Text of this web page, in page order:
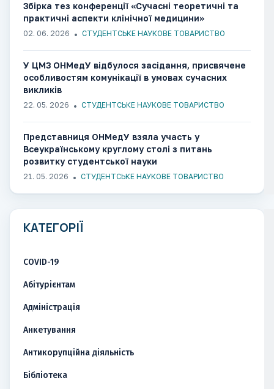
Збірка тез конференції «Сучасні теоретичні та
практичні аспекти клінічної медицини»
02. 06. 2026 СТУДЕНТСЬКЕ НАУКОВЕ ТОВАРИСТВО
У ЦМЗ ОНМедУ відбулося засідання, присвячене
особливостям комунікації в умовах сучасних
викликів
22. 05. 2026 СТУДЕНТСЬКЕ НАУКОВЕ ТОВАРИСТВО
Представниця ОНМедУ взяла участь у
Всеукраїнському круглому столі з питань
розвитку студентської науки
21. 05. 2026 СТУДЕНТСЬКЕ НАУКОВЕ ТОВАРИСТВО
КАТЕГОРІЇ
COVID-19
Абітурієнтам
Адміністрація
Анкетування
Антикорупційна діяльність
Бібліотека